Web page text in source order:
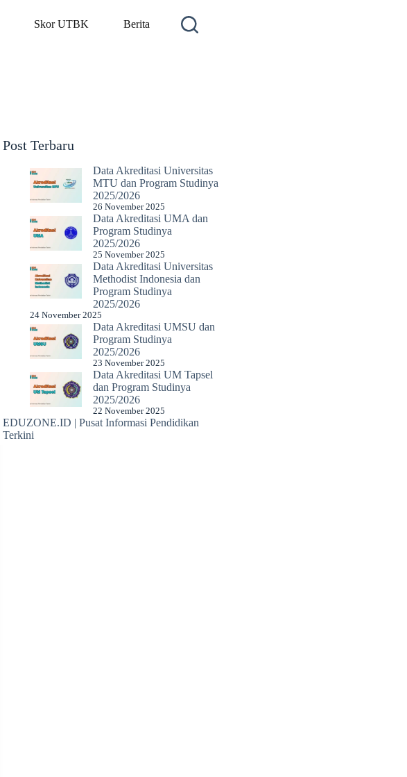
Skor UTBK Berita
Post Terbaru
Data Akreditasi Universitas
MTU dan Program Studinya
2025/2026
26 November 2025
Data Akreditasi UMA dan
Program Studinya
2025/2026
25 November 2025
Data Akreditasi Universitas
Methodist Indonesia dan
Program Studinya
2025/2026
24 November 2025
Data Akreditasi UMSU dan
Program Studinya
2025/2026
23 November 2025
Data Akreditasi UM Tapsel
dan Program Studinya
2025/2026
22 November 2025
EDUZONE.ID | Pusat Informasi Pendidikan
Terkini